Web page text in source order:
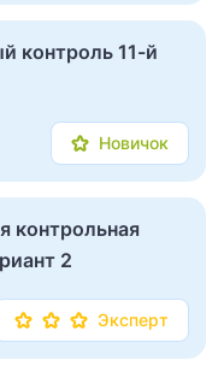
контроль 11-й
Новичок
контрольная
2
Эксперт